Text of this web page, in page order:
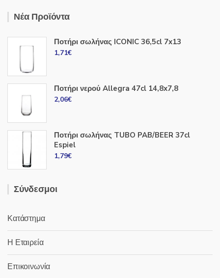
Νέα Προϊόντα
Ποτήρι σωλήνας ICONIC 36,5cl 7x13
1,71€
Ποτήρι νερού Allegra 47cl 14,8x7,8
2,06€
Ποτήρι σωλήνας TUBO PAB/BEER 37cl
Espiel
1,79€
Σύνδεσμοι
Κατάστημα
Η Εταιρεία
Επικοινωνία